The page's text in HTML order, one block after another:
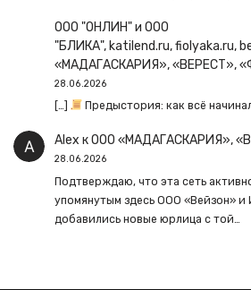
ООО "ОНЛИН" и ООО
"БЛИКА", katilend.ru, fiolyaka.ru,
«МАДАГАСКАРИЯ», «ВЕРЕСТ»,
28.06.2026
[…] Предыстория: как всё
Alex кООО «МАДАГАСКАРИЯ»,
28.06.2026
Подтверждаю, что эта сеть
упомянутым здесь ООО «Вейзон» и
добавились новые юрлица с той…